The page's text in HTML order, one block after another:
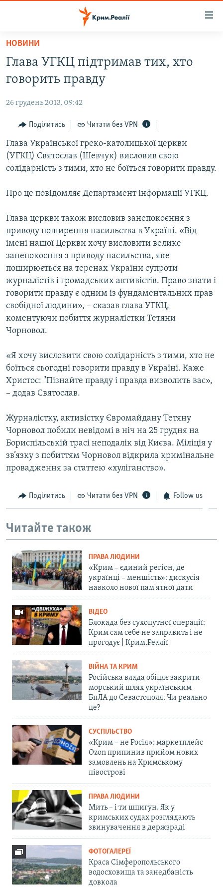
Перейти
основного
матеріалу
Перейти
до
навігації
Перейти
до
пошуку
ВІДЕО ТА ФОТО
ПОЛІТИКА
БЛОГИ
ПОГЛЯД
ІНТЕРВ'Ю
СПЕЦПРОЕКТИ
ДЕПОРТАЦІЯ
ВІДЕОУРОКИ «ELIFBE»
УКРАЇНСЬКА ПРОБЛЕМА КРИМУ
ІНФОГРАФІКА
ЯК ОБІЙТИ БЛОКУВАННЯ
Русский
Qırımtatar
ДОЛУЧАЙСЯ!
Усі сайти RFE/RL
НОВИНИ
Глава УГКЦ підтримав тих, хто
говорить правду
26 грудень 2013, 09:42
Поділитись Читати без VPN
Глава Української греко-католицької церкви
(УГКЦ) Святослав (Шевчук) висловив свою
солідарність з тими, хто не боїться говорити правду.
Про це повідомляє Департамент інформації УГКЦ.
Глава церкви також висловив занепокоєння з
приводу поширення насильства в Україні. «Від
імені нашої Церкви хочу висловити велике
занепокоєння з приводу насильства, яке
поширюється на теренах України супроти
журналістів і громадських активістів. Право знати і
говорити правду є одним із фундаментальних прав
свобідної людини», – сказав глава УГКЦ,
коментуючи побиття журналістки Тетяни
Чорновол.
«Я хочу висловити свою солідарність з тими, хто не
боїться сьогодні говорити правду в Україні. Каже
Христос: "Пізнайте правду і правда визволить вас»,
– додав Святослав.
Журналістку, активістку Євромайдану Тетяну
Чорновол побили невідомі в ніч на 25 грудня на
Бориспільській трасі неподалік від Києва. Міліція у
зв’язку з побиттям Чорновол відкрила кримінальне
провадження за статтею «хуліганство».
Поділитись Читати без VPN Follow us
Читайте також
ПРАВА ЛЮДИНИ
«Крим – єдиний регіон, де
українці – меншість»: дискусія
навколо нової пам'ятної дати
ВІДЕО
Блокада без сухопутної операції:
Крим сам себе не заправить і не
прогодує | Крим.Реалії
ВІЙНА ТА КРИМ
Російська влада обіцяє закрити
морський шлях українським
БпЛА до Севастополя. Чи реально
це?
СУСПІЛЬСТВО
«Крим – не Росія»: маркетплейс
Ozon припинив прийом нових
замовлень на Кримському
півострові
ПРАВА ЛЮДИНИ
Мить – і ти шпигун. Як у
кримських судах розглядають
звинувачення в держзраді
ФОТОГАЛЕРЕЇ
Краса Сімферопольського
водосховища та занедбаність
довкола